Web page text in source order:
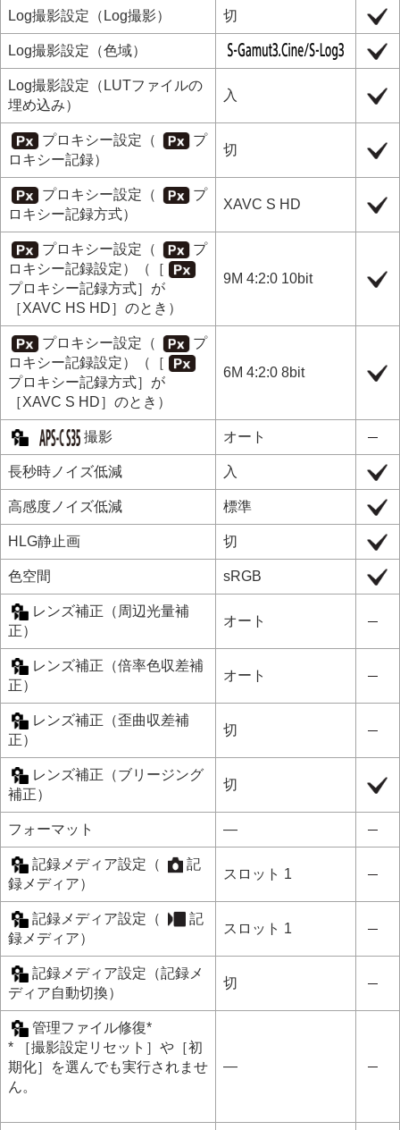
Log撮影設定 （ Log撮影） 切
Log撮影設定 （色域）
Log撮影設定 （ LUTファイルの
埋め込み）
入
プロキシー設定 （
プ
ロキシー記録）
切
プロキシー設定 （
プ
ロキシー記録方式）
XAVC S HD
プロキシー設定 （
プ
ロキシー記録設定）（
［
プロキシー記録方式］ が
［XAVC HS HD］ のとき）
9M 4:2:0 10bit
プロキシー設定 （
プ
ロキシー記録設定）（
［
プロキシー記録方式］ が
［XAVC S HD］ のとき）
6M 4:2:0 8bit
撮影 オート
長秒時ノイズ低減 入
高感度ノイズ低減 標準
HLG静止画 切
色空間 sRGB
レンズ補正 （ 周辺光量補
正）
オート
レンズ補正 （倍率色収差補
正）
オート
レンズ補正 （歪曲収差補
正）
切
レンズ補正 （ブリージング
補正）
切
フォーマット ―
記録メディア設定 （
記
録メディア）
スロット 1
記録メディア設定 （
記
録メディア）
スロット 1
記録メディア設定 （記録メ
ディア自動切換）
切
管理ファイル修復*
*
［撮影設定リセット］ や ［初
期化］
を選んでも実行されませ
ん。
―